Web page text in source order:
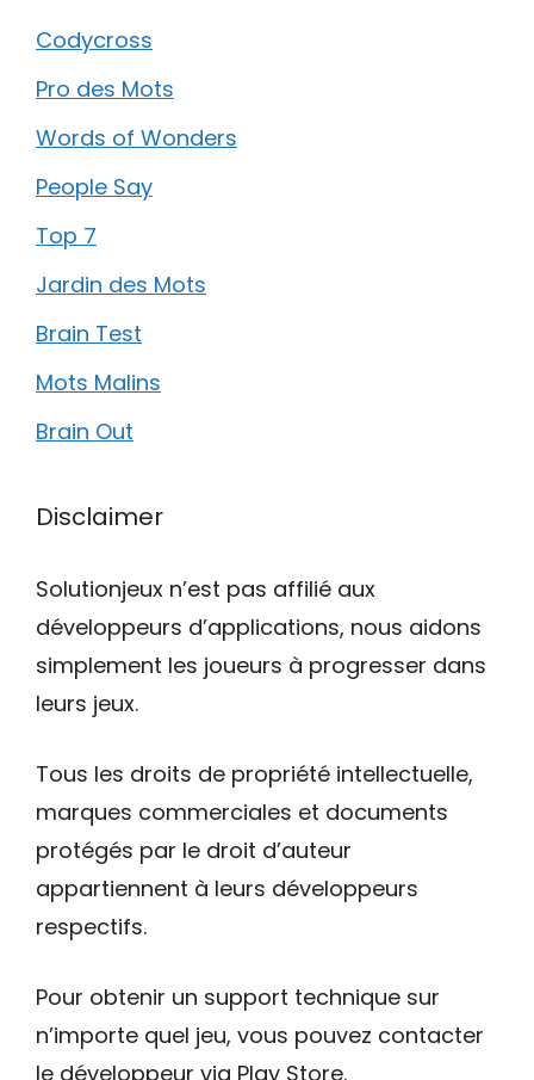
Codycross
Pro des Mots
Words of Wonders
People Say
Top 7
Jardin des Mots
Brain Test
Mots Malins
Brain Out
Disclaimer
Solutionjeux n’est pas affilié aux
développeurs d’applications, nous aidons
simplement les joueurs à progresser dans
leurs jeux.
Tous les droits de propriété intellectuelle,
marques commerciales et documents
protégés par le droit d’auteur
appartiennent à leurs développeurs
respectifs.
Pour obtenir un support technique sur
n’importe quel jeu, vous pouvez contacter
le développeur via Play Store.